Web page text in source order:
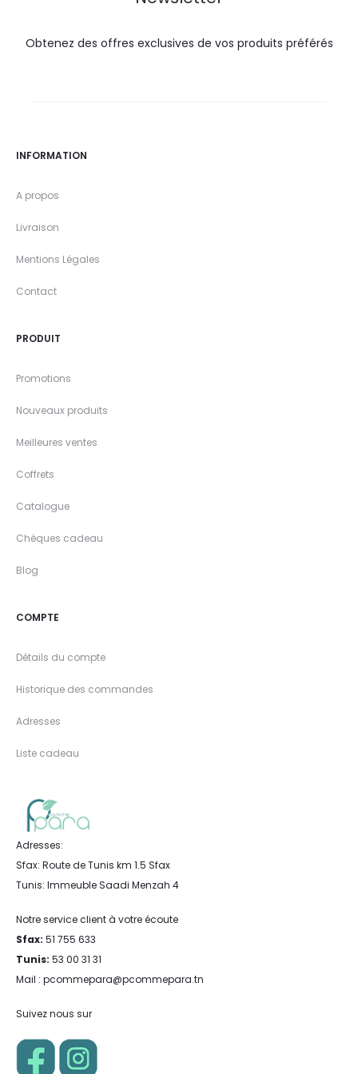
Obtenez des offres exclusives de vos produits préférés
INFORMATION
A propos
Livraison
Mentions Légales
Contact
PRODUIT
Promotions
Nouveaux produits
Meilleures ventes
Coffrets
Catalogue
Chèques cadeau
Blog
COMPTE
Détails du compte
Historique des commandes
Adresses
Liste cadeau
Adresses:
Sfax: Route de Tunis km 1.5 Sfax
Tunis: Immeuble Saadi Menzah 4
Notre service client à votre écoute
Sfax: 51 755 633
Tunis: 53 00 31 31
Mail : pcommepara@pcommepara.tn
Suivez nous sur